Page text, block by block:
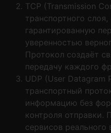
TCP (Transmission
транспортного
гарантированную
уверенностью
Протокол создаёт
передачу каждого
UDP (User
транспортный
информацию без
контроля отправки.
сервисов реального